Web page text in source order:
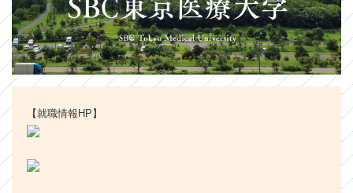
【就職情報HP】